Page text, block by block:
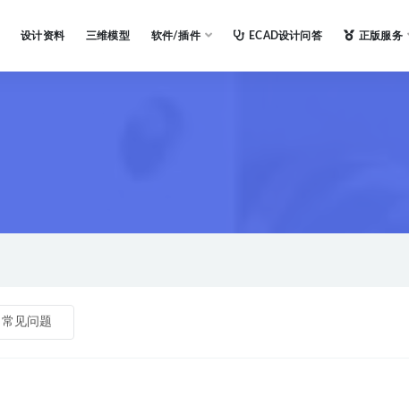
设计资料 三维模型 软件/插件 ECAD设计问答 正版服务
常见问题